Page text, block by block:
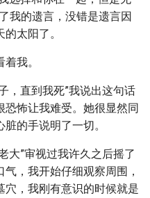
我的遗言，没错是遗言因
太阳了。
我。
，直到我死”我说出这句话
怖让我难受。她很显然同
的手说明了一切。
大”审视过我许久之后摇了
，我开始仔细观察周围，
，我刚有意识的时候就是